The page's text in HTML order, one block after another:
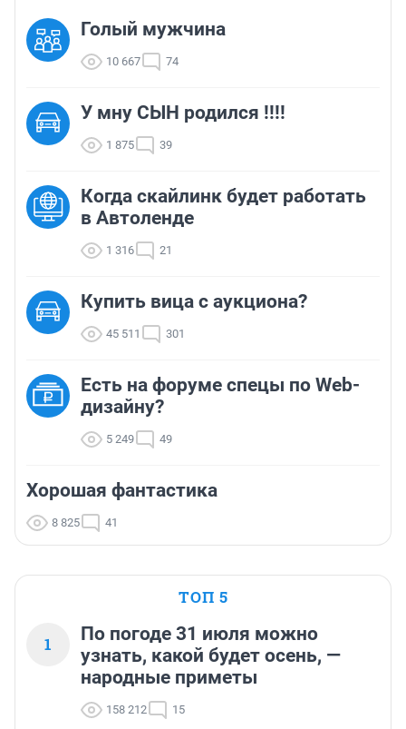
Голый мужчина
10 667 74
У мну СЫН родился !!!!
1 875 39
Когда скайлинк будет работать
в Автоленде
1 316 21
Купить вица с аукциона?
45 511 301
Есть на форуме спецы по Web-
дизайну?
5 249 49
Хорошая фантастика
8 825 41
ТОП 5
1
По погоде 31 июля можно
узнать, какой будет осень, —
народные приметы
158 212 15